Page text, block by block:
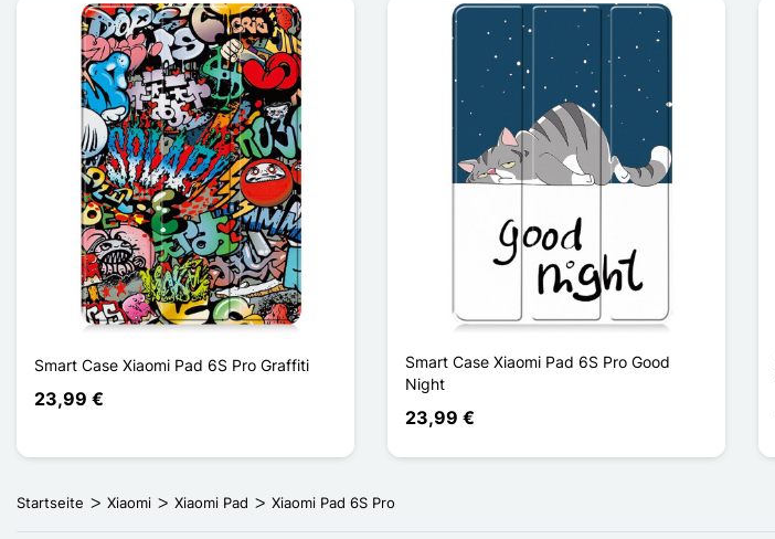
Smart Case Xiaomi Pad 6S Pro Graffiti
23,99 €
Smart Case Xiaomi Pad 6S Pro Good
Night
23,99 €
Startseite Xiaomi Xiaomi Pad Xiaomi Pad 6S Pro